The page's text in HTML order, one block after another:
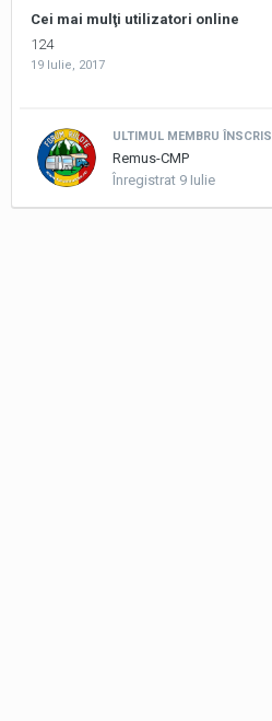
Cei mai mulţi utilizatori online
124
19 Iulie, 2017
ULTIMUL MEMBRU ÎNSCRIS
Remus-CMP
Înregistrat 9 Iulie